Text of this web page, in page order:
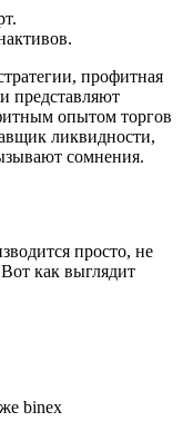
профитная
представляют
опытом торгов
ликвидности,
сомнения.
просто, не
как выглядит